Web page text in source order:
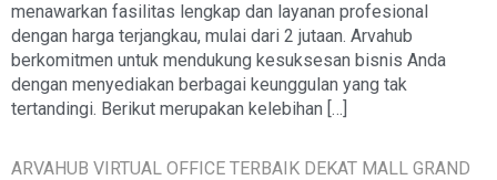
menawarkan fasilitas lengkap dan layanan profesional
dengan harga terjangkau, mulai dari 2 jutaan. Arvahub
berkomitmen untuk mendukung kesuksesan bisnis Anda
dengan menyediakan berbagai keunggulan yang tak
tertandingi. Berikut merupakan kelebihan […]
ARVAHUB VIRTUAL OFFICE TERBAIK DEKAT MALL GRAND